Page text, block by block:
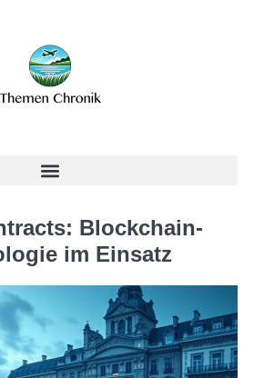
Blockchain-
im Einsatz